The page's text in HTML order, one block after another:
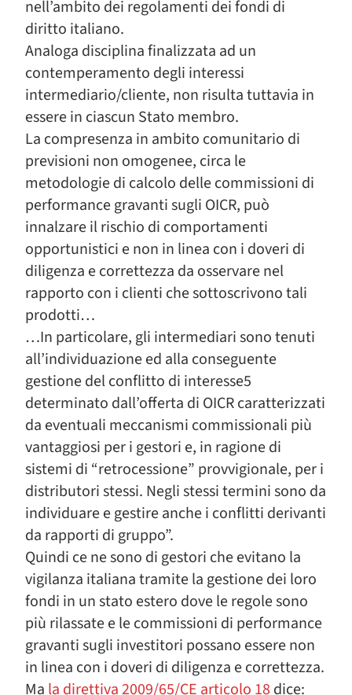
nell’ambito dei regolamenti dei fondi di
diritto italiano.
Analoga disciplina finalizzata ad un
contemperamento degli interessi
intermediario/cliente, non risulta tuttavia in
essere in ciascun Stato membro.
La compresenza in ambito comunitario di
previsioni non omogenee, circa le
metodologie di calcolo delle commissioni di
performance gravanti sugli OICR, può
innalzare il rischio di comportamenti
opportunistici e non in linea con i doveri di
diligenza e correttezza da osservare nel
rapporto con i clienti che sottoscrivono tali
prodotti…
…In particolare, gli intermediari sono tenuti
all’individuazione ed alla conseguente
gestione del conflitto di interesse5
determinato dall’offerta di OICR caratterizzati
da eventuali meccanismi commissionali più
vantaggiosi per i gestori e, in ragione di
sistemi di “retrocessione” provvigionale, per i
distributori stessi. Negli stessi termini sono da
individuare e gestire anche i conflitti derivanti
da rapporti di gruppo”.
Quindi ce ne sono di gestori che evitano la
vigilanza italiana tramite la gestione dei loro
fondi in un stato estero dove le regole sono
più rilassate e le commissioni di performance
gravanti sugli investitori possano essere non
in linea con i doveri di diligenza e correttezza.
Mala direttiva 2009/65/CE articolo 18dice: